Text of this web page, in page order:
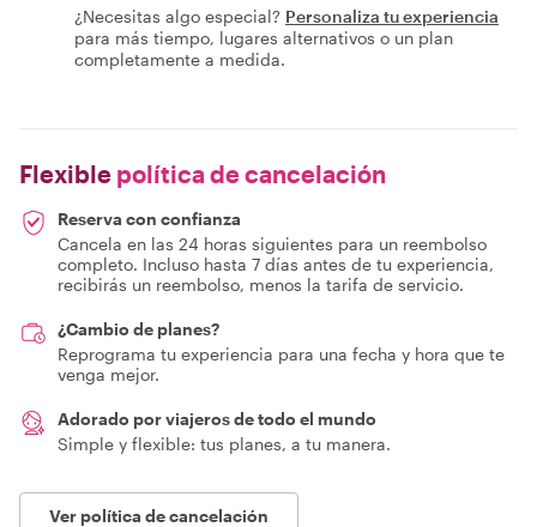
¿Necesitas algo especial? Personaliza tu experiencia
para más tiempo, lugares alternativos o un plan
completamente a medida.
Flexible política de cancelación
Reserva con confianza
Cancela en las 24 horas siguientes para un reembolso
completo. Incluso hasta 7 días antes de tu experiencia,
recibirás un reembolso, menos la tarifa de servicio.
¿Cambio de planes?
Reprograma tu experiencia para una fecha y hora que te
venga mejor.
Adorado por viajeros de todo el mundo
Simple y flexible: tus planes, a tu manera.
Ver política de cancelación